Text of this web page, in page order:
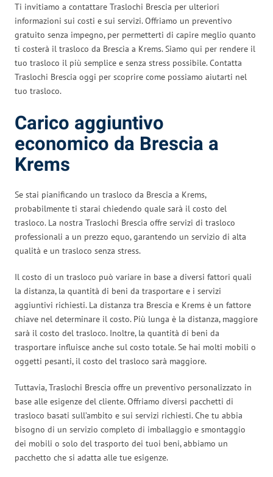
Ti invitiamo a contattare Traslochi Brescia per ulteriori
informazioni sui costi e sui servizi. Offriamo un preventivo
gratuito senza impegno, per permetterti di capire meglio quanto
ti costerà il trasloco da Brescia a Krems. Siamo qui per rendere il
tuo trasloco il più semplice e senza stress possibile. Contatta
Traslochi Brescia oggi per scoprire come possiamo aiutarti nel
tuo trasloco.
Carico aggiuntivo
economico da Brescia a
Krems
Se stai pianificando un trasloco da Brescia a Krems,
probabilmente ti starai chiedendo quale sarà il costo del
trasloco. La nostra Traslochi Brescia offre servizi di trasloco
professionali a un prezzo equo, garantendo un servizio di alta
qualità e un trasloco senza stress.
Il costo di un trasloco può variare in base a diversi fattori quali
la distanza, la quantità di beni da trasportare e i servizi
aggiuntivi richiesti. La distanza tra Brescia e Krems è un fattore
chiave nel determinare il costo. Più lunga è la distanza, maggiore
sarà il costo del trasloco. Inoltre, la quantità di beni da
trasportare influisce anche sul costo totale. Se hai molti mobili o
oggetti pesanti, il costo del trasloco sarà maggiore.
Tuttavia, Traslochi Brescia offre un preventivo personalizzato in
base alle esigenze del cliente. Offriamo diversi pacchetti di
trasloco basati sull’ambito e sui servizi richiesti. Che tu abbia
bisogno di un servizio completo di imballaggio e smontaggio
dei mobili o solo del trasporto dei tuoi beni, abbiamo un
pacchetto che si adatta alle tue esigenze.